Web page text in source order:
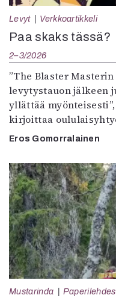
Levyt Verkkoartikkeli
Paa skaks tässä?
2–3/2026
”The Blaster
levytystauon jälkeen
yllättää myönteisesti”,
kirjoittaa
Eros Gomorralainen
Mustarinda